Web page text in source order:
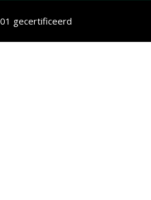
gecertificeerd